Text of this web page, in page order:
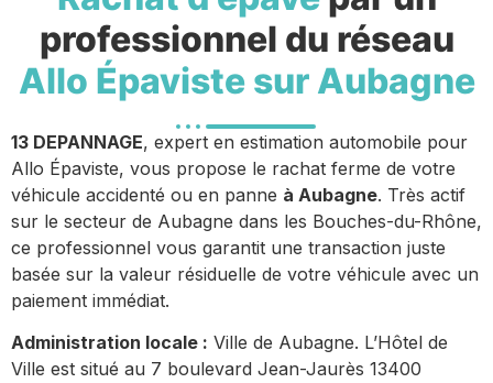
professionnel du réseau
Allo Épaviste sur Aubagne
13 DEPANNAGE, expert en estimation automobile pour
Allo Épaviste, vous propose le rachat ferme de votre
véhicule accidenté ou en panne à Aubagne. Très actif
sur le secteur de Aubagne dans les Bouches-du-Rhône,
ce professionnel vous garantit une transaction juste
basée sur la valeur résiduelle de votre véhicule avec un
paiement immédiat.
Administration locale : Ville de Aubagne. L’Hôtel de
Ville est situé au 7 boulevard Jean-Jaurès 13400